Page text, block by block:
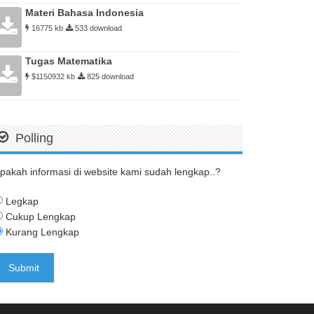
Materi Bahasa Indonesia
16775 kb 533 download
Tugas Matematika
$1150932 kb 825 download
Polling
informasi di website kami sudah lengkap..?
Legkap
Cukup Lengkap
Kurang Lengkap